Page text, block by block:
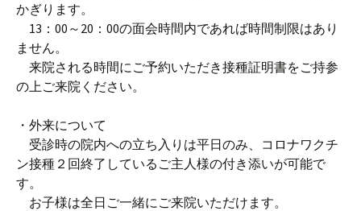
かぎります。
13：00～20：00の面会時間内であれば時間制限はあり
ません。
来院される時間にご予約いただき接種証明書をご持参
の上ご来院ください。
・外来について
受診時の院内への立ち入りは平日のみ、コロナワクチ
ン接種２回終了しているご主人様の付き添いが可能で
す。
お子様は全日ご一緒にご来院いただけます。